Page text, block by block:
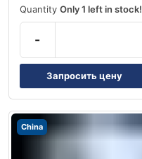
Quantity Only 1 left in stock!
-
Запросить цену
China